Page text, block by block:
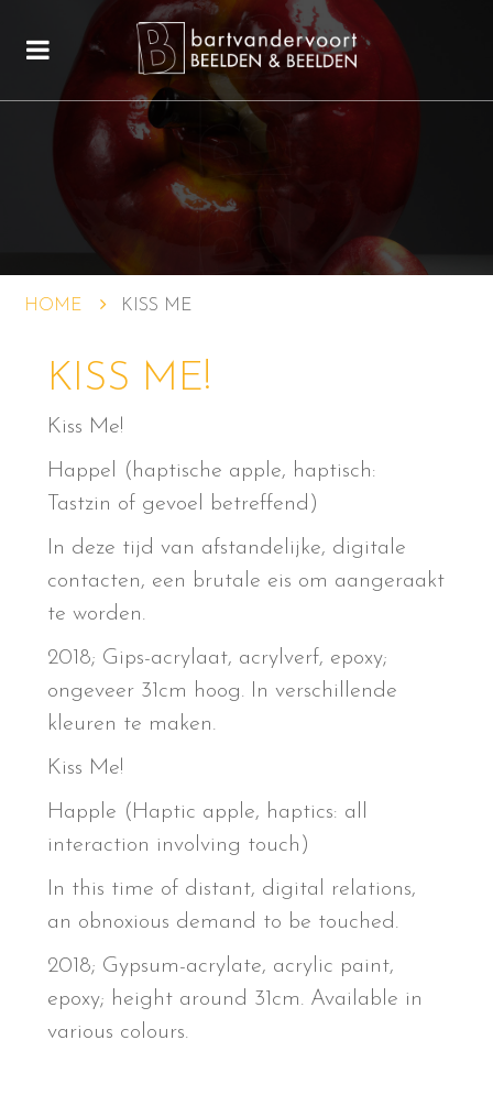
HOME KISS ME
KISS ME!
Kiss Me!
Happel (haptische apple, haptisch:
Tastzin of gevoel betreffend)
In deze tijd van afstandelijke, digitale
contacten, een brutale eis om aangeraakt
te worden.
2018; Gips-acrylaat, acrylverf, epoxy;
ongeveer 31cm hoog. In verschillende
kleuren te maken.
Kiss Me!
Happle (Haptic apple, haptics: all
interaction involving touch)
In this time of distant, digital relations,
an obnoxious demand to be touched.
2018; Gypsum-acrylate, acrylic paint,
epoxy; height around 31cm. Available in
various colours.